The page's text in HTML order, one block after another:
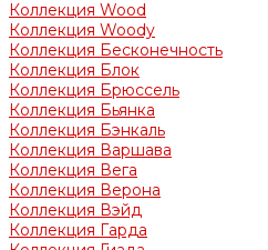
Коллекция Wood
Коллекция Woody
Коллекция Бесконечность
Коллекция Блок
Коллекция Брюссель
Коллекция Бьянка
Коллекция Бэнкаль
Коллекция Варшава
Коллекция Вега
Коллекция Верона
Коллекция Вэйд
Коллекция Гарда